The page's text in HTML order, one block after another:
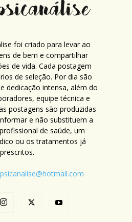
foi criado para levar ao
de bem e compartilhar
de vida. Cada postagem
de seleção. Por dia são
dedicação intensa, além do
equipe técnica e
postagens são produzidas
e não substituem a
de saúde, um
ou os tratamentos já
prescritos.